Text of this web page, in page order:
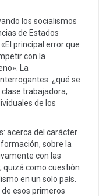
los socialismos
de Estados
principal error que
con la
La
¿qué se
trabajadora,
de los
acerca del carácter
sobre la
con las
quizá como cuestión
en un solo país.
esos primeros